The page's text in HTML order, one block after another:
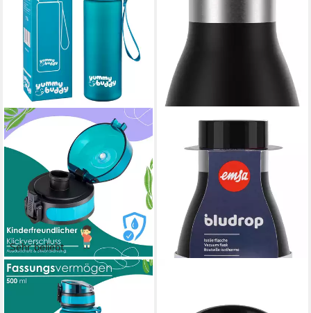
Sehr beliebt
ECOSA
Trinkflasche EO-8193 yummy
buddy, BPA-
Bludrop, Edelstahl, Quick-